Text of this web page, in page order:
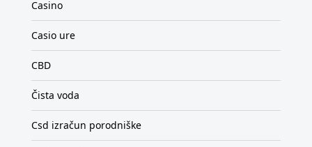
Casino
Casio ure
CBD
Čista voda
Csd izračun porodniške